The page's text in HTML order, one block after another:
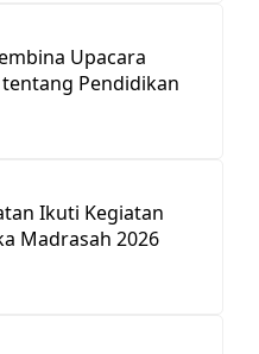
Upacara
Pendidikan
Ikuti Kegiatan
Madrasah 2026